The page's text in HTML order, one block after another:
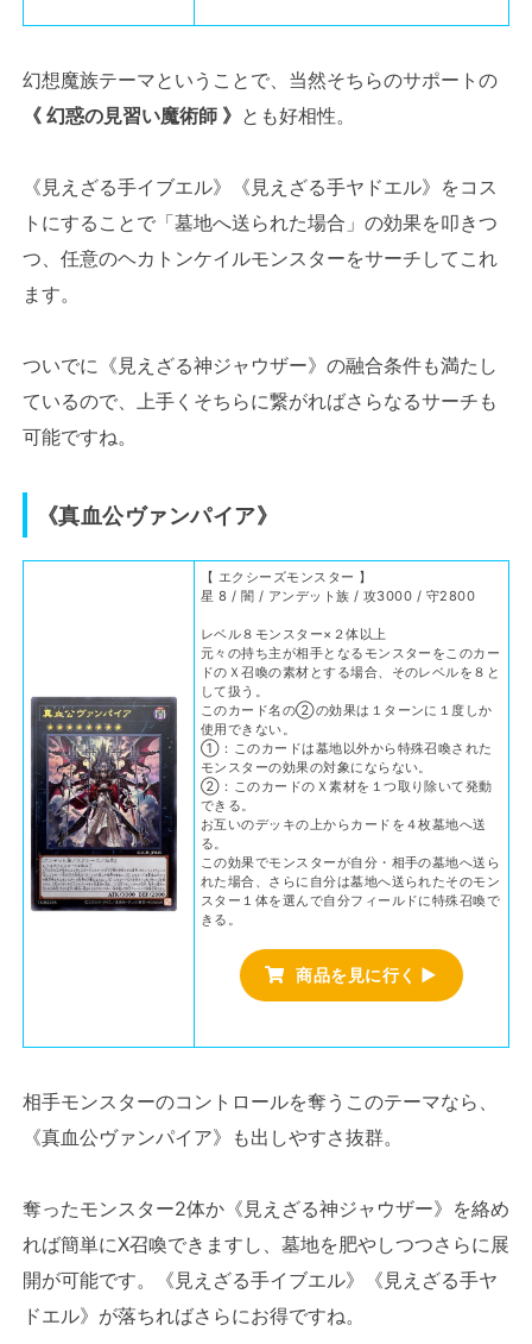
幻想魔族テーマということで、当然そちらのサポートの
《 幻惑の見習い魔術師 》 とも好相性。
《見えざる手イブエル》《見えざる手ヤドエル》をコス
トにすることで「墓地へ送られた場合」の効果を叩きつ
つ、任意のヘカトンケイルモンスターをサーチしてこれ
ます。
ついでに《見えざる神ジャウザー》の融合条件も満たし
ているので、上手くそちらに繋がればさらなるサーチも
可能ですね。
《真血公ヴァンパイア》
【 エクシーズモンスター 】
星 8 / 闇 / アンデット族 / 攻3000 / 守2800
レベル８モンスター×２体以上
元々の持ち主が相手となるモンスターをこのカー
ドのＸ召喚の素材とする場合、そのレベルを８と
して扱う。
このカード名の②の効果は１ターンに１度しか
使用できない。
①：このカードは墓地以外から特殊召喚された
モンスターの効果の対象にならない。
②：このカードのＸ素材を１つ取り除いて発動
できる。
お互いのデッキの上からカードを４枚墓地へ送
る。
この効果でモンスターが自分・相手の墓地へ送ら
れた場合、さらに自分は墓地へ送られたそのモン
スター１体を選んで自分フィールドに特殊召喚で
きる。
商品を見に行く ▶
相手モンスターのコントロールを奪うこのテーマなら、
《真血公ヴァンパイア》も出しやすさ抜群。
奪ったモンスター2体か《見えざる神ジャウザー》を絡め
れば簡単にX召喚できますし、墓地を肥やしつつさらに展
開が可能です。《見えざる手イブエル》《見えざる手ヤ
ドエル》が落ちればさらにお得ですね。